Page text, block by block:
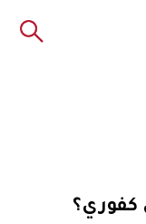
كفوري؟